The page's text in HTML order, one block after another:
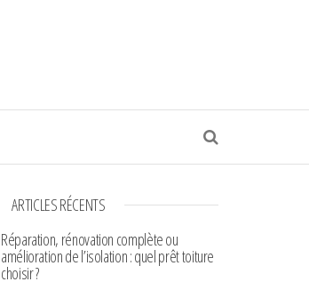
ARTICLES RÉCENTS
Réparation, rénovation complète ou
amélioration de l’isolation : quel prêt toiture
choisir ?